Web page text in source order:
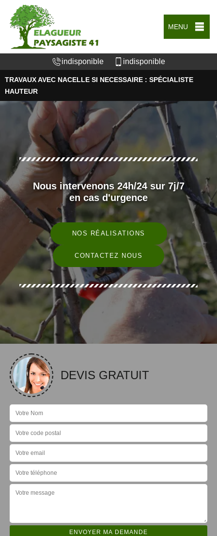
MENU
indisponible indisponible
TRAVAUX AVEC NACELLE SI NECESSAIRE : SPÉCIALISTE
HAUTEUR
Nous intervenons 24h/24 sur 7j/7
en cas d'urgence
NOS RÉALISATIONS
CONTACTEZ NOUS
DEVIS GRATUIT